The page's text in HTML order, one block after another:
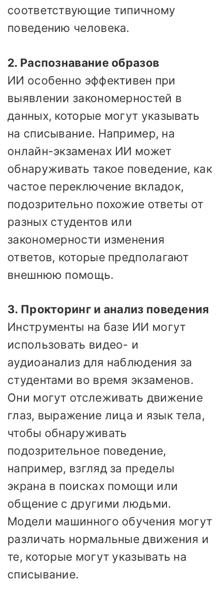
соответствующие типичному
поведению человека.
2. Распознавание образов
ИИ особенно эффективен при
выявлении закономерностей в
данных, которые могут указывать
на списывание. Например, на
онлайн-экзаменах ИИ может
обнаруживать такое поведение, как
частое переключение вкладок,
подозрительно похожие ответы от
разных студентов или
закономерности изменения
ответов, которые предполагают
внешнюю помощь.
3. Прокторинг и анализ поведения
Инструменты на базе ИИ могут
использовать видео- и
аудиоанализ для наблюдения за
студентами во время экзаменов.
Они могут отслеживать движение
глаз, выражение лица и язык тела,
чтобы обнаруживать
подозрительное поведение,
например, взгляд за пределы
экрана в поисках помощи или
общение с другими людьми.
Модели машинного обучения могут
различать нормальные движения и
те, которые могут указывать на
списывание.